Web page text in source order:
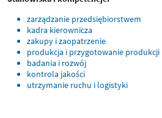
zarządzanie przedsiębiorstwem
kadra kierownicza
zakupy i zaopatrzenie
produkcja i przygotowanie produkcji
badania i rozwój
kontrola jakości
utrzymanie ruchu i logistyki